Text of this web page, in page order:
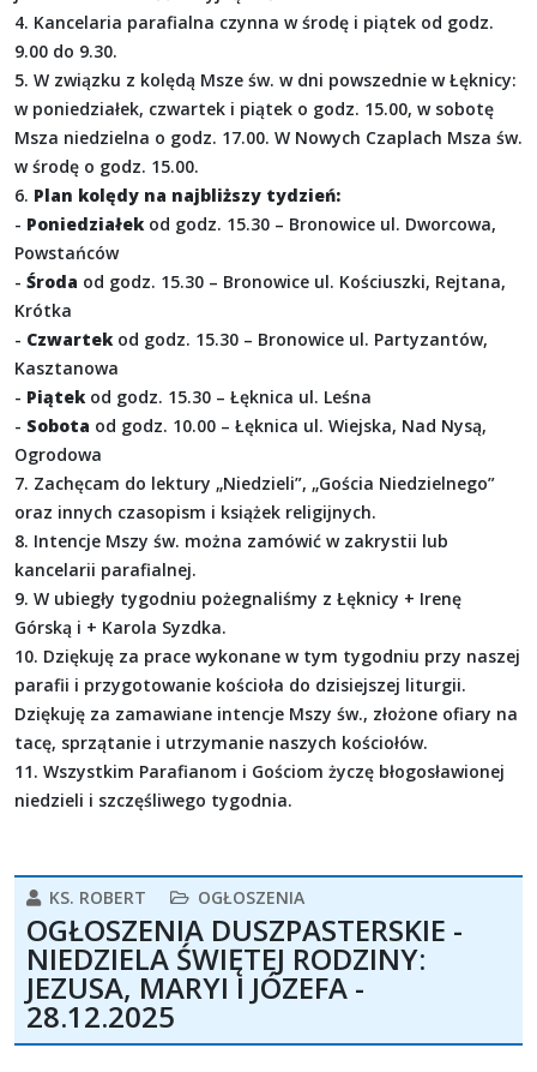
4. Kancelaria parafialna czynna w środę i piątek od godz.
9.00 do 9.30.
5. W związku z kolędą Msze św. w dni powszednie w Łęknicy:
w poniedziałek, czwartek i piątek o godz. 15.00, w sobotę
Msza niedzielna o godz. 17.00. W Nowych Czaplach Msza św.
w środę o godz. 15.00.
6. Plan kolędy na najbliższy tydzień:
- Poniedziałekod godz. 15.30 – Bronowice ul. Dworcowa,
Powstańców
- Środa od godz. 15.30 – Bronowice ul. Kościuszki, Rejtana,
Krótka
- Czwartekod godz. 15.30 – Bronowice ul. Partyzantów,
Kasztanowa
- Piątekod godz. 15.30 – Łęknica ul. Leśna
- Sobota od godz. 10.00 – Łęknica ul. Wiejska, Nad Nysą,
Ogrodowa
7. Zachęcam do lektury „Niedzieli”, „Gościa Niedzielnego”
oraz innych czasopism i książek religijnych.
8. Intencje Mszy św. można zamówić w zakrystii lub
kancelarii parafialnej.
9. W ubiegły tygodniu pożegnaliśmy z Łęknicy + Irenę
Górską i + Karola Syzdka.
10. Dziękuję za prace wykonane w tym tygodniu przy naszej
parafii i przygotowanie kościoła do dzisiejszej liturgii.
Dziękuję za zamawiane intencje Mszy św., złożone ofiary na
tacę, sprzątanie i utrzymanie naszych kościołów.
11. Wszystkim Parafianom i Gościom życzę błogosławionej
niedzieli i szczęśliwego tygodnia.
KS. ROBERT OGŁOSZENIA
OGŁOSZENIA DUSZPASTERSKIE -
NIEDZIELA ŚWIĘTEJ RODZINY:
JEZUSA, MARYI I JÓZEFA -
28.12.2025